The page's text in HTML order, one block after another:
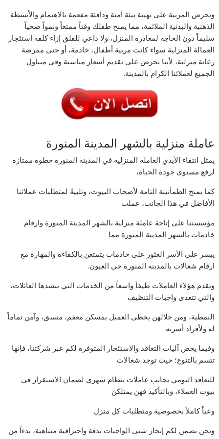
وتحرص المربية على تهيئة بيئة آمنة ودافئة مفعمة بالاهتمام والأنشطة
الذهنية والبدنية الملائمة، مما يمنح طفلك وقتاً ممتعاً ونمواً صحياً
سليماً دون الحاجة لمغادرة المنزل، ولا داعي للقلق إزاء كلفة استئجار
العمالة المنزلية سواء كانت مربية أطفال، خادمة، أو حتى ممرضة
رعاية منزلية، لأننا نحرص على تقديم أسعار مناسبة وفي متناول
الجميع لعملائنا الكرام بالمدينة.
عاملة منزلية بالشهر المدينة المنورة
يمثل انتقاء الأيدي العاملة المنزلية في المدينة المنورة خطوة ممتازة
لرفع مستوى جودة الحياة،
كما يمنح الطمأنينة التامة لأصحاب البيوت، وتلبيةً لمتطلبات عملائنا
الأفاضل في هذا الجانب، عملت
مؤسستنا على إتاحة عاملة منزلية بالشهر المدينة المنورة وارقام
خادمات بالشهر المدينة المنورة مما
ييسر على الأسر العثور على خادمات يتمتعن بالكفاءة والمهارة مع
ارقام شغالات بالمدينه المنورة حي العيون.
وتقدم هؤلاء العاملات طيفاً واسعاً من الخدمات التي تنشدها العائلات،
والتي تتعدى واجبات التنظيف
النمطية، ومن خلالهن يحظى العميل بمسكن معقم، منسق، وآمن تماماً
له ولأفراد أسرته.
وفيما يخص آليات التعاقد والاستئجار المتوفرة لكم عبر شركتنا، فإنها
تتسم بالتنوع؛ حيث توجد شغالات
للتعاقد اليومي بجانب عاملات بنظام شهري لضمان الاستقرار في
بيوت العملاء، وبالتأكيد فهن يمتلكن
وعياً كاملاً بخصوصية ومتطلبات كل منزل.
ونحن نضمن لكم إنجاز شتى الواجبات بدقة واحترافية متناهية، بدءاً من